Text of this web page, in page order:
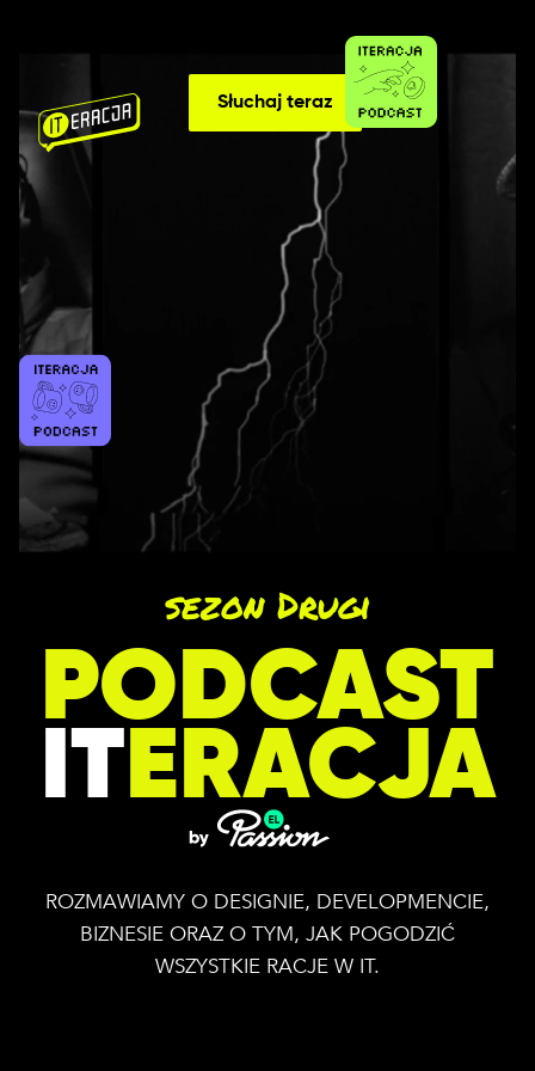
Słuchaj teraz
sezon Drugi
PODCAST
ITERACJA
ROZMAWIAMY O DESIGNIE, DEVELOPMENCIE,
BIZNESIE ORAZ O TYM, JAK POGODZIĆ
WSZYSTKIE RACJE W IT.